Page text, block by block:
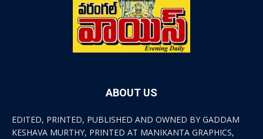
ABOUT US
EDITED, PRINTED, PUBLISHED AND OWNED BY GADDAM
KESHAVA MURTHY, PRINTED AT MANIKANTA GRAPHICS,